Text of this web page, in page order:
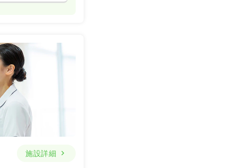
施設詳細